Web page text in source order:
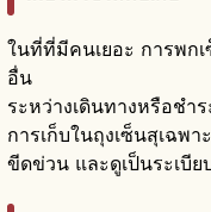
ในที่ที่มีคนเยอะ การพก
อื่น
ระหว่างเดินทางหรือชำ
การเก็บในถุงเซ็นสุเฉพ
ขีดข่วน และดูเป็นระเบีย